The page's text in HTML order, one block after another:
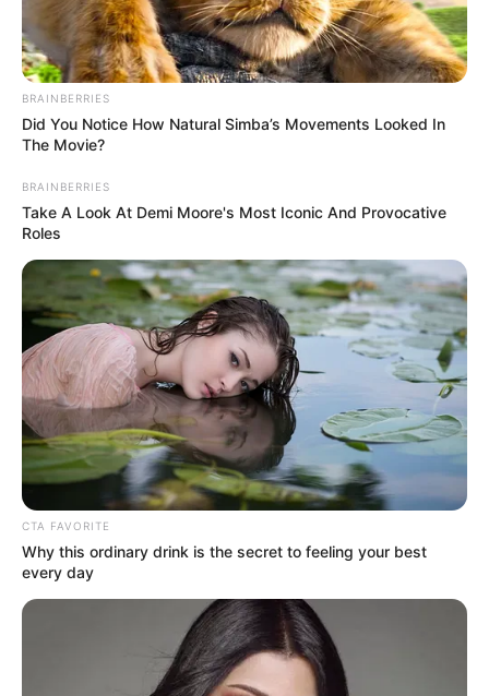
BRAINBERRIES
Did You Notice How Natural Simba’s Movements Looked In
The Movie?
BRAINBERRIES
Take A Look At Demi Moore's Most Iconic And Provocative
Roles
CTA FAVORITE
Why this ordinary drink is the secret to feeling your best
every day